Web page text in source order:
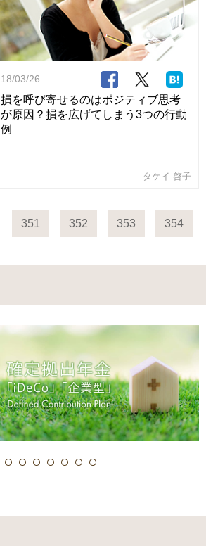
18/03/26
損を呼び寄せるのはポジティブ思考
が原因？損を広げてしまう3つの行動
例
タケイ 啓子
351 352 353 354